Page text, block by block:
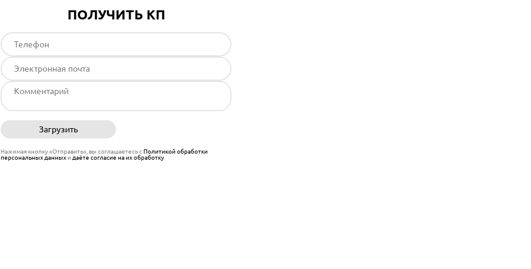
ПОЛУЧИТЬ КП
Загрузить
Нажимая кнопку «Отправить», вы соглашаетесь сПолитикой обработки
персональных данныхи даёте согласие на их обработку